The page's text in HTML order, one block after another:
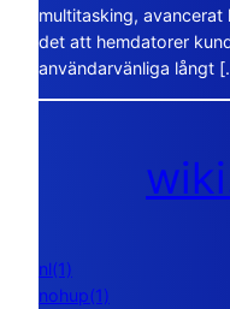
multitasking,
det att hemdatorer
användarvänliga långt
nl(1)
nohup(1)